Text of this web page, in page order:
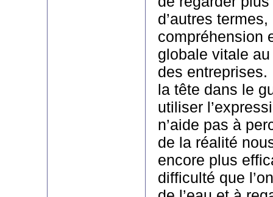
d’autres
compréhension
globale vitale
des entreprises.
la tête dans le
utiliser
n’aide pas à
de la réalité
encore plus
difficulté que